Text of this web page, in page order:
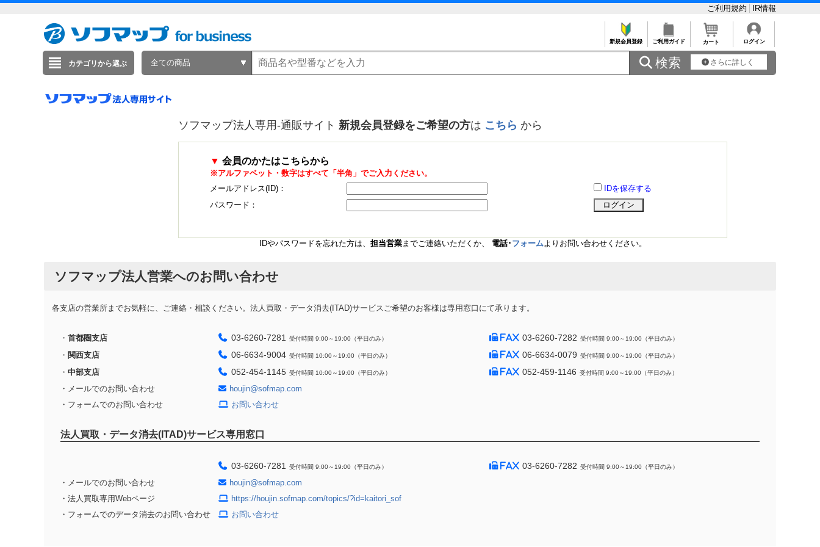
ご利用規約 IR情報
新規会員登録 ご利用ガイド カート ログイン
カテゴリから選ぶ 全ての商品  検索 さらに詳しく
ソフマップ法人専用-通販サイト 新規会員登録をご希望の方は こちら から
▼ 会員のかたはこちらから
※アルファベット・数字はすべて「半角」でご入力ください。
メールアドレス(ID)：
IDを保存する
パスワード：
IDやパスワードを忘れた方は、 担当営業までご連絡いただくか、 電話･ フォームよりお問い合わせください。
ソフマップ法人営業へのお問い合わせ
各支店の営業所までお気軽に、ご連絡・相談ください。法人買取・データ消去(ITAD)サービスご希望のお客様は専用窓口にて承ります。
・ 首都圏支店 03-6260-7281 受付時間 9:00～19:00（平日のみ） 03-6260-7282 受付時間 9:00～19:00（平日のみ）
・ 関西支店 06-6634-9004 受付時間 10:00～19:00（平日のみ） 06-6634-0079 受付時間 9:00～19:00（平日のみ）
・ 中部支店 052-454-1145 受付時間 10:00～19:00（平日のみ） 052-459-1146 受付時間 9:00～19:00（平日のみ）
・メールでのお問い合わせ
houjin@sofmap.com
・フォームでのお問い合わせ
お問い合わせ
法人買取・データ消去(ITAD)サービス専用窓口
03-6260-7281 受付時間 9:00～19:00（平日のみ） 03-6260-7282 受付時間 9:00～19:00（平日のみ）
・メールでのお問い合わせ
houjin@sofmap.com
・法人買取専用Webページ
https://houjin.sofmap.com/topics/?id=kaitori_sof
・フォームでのデータ消去のお問い合わせ
お問い合わせ